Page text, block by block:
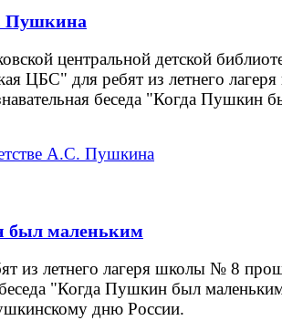
Пушкина
центральной детской
ЦБС" для ребят из летнего
беседа "Когда Пушкин
А.С. Пушкина
был маленьким
из летнего лагеря школы № 8
беседа "Когда Пушкин был
дню России.